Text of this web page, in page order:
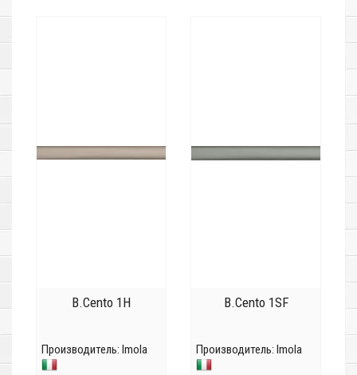
B.Cento 1H
Производитель: Imola
B.Cento 1SF
Производитель: Imola